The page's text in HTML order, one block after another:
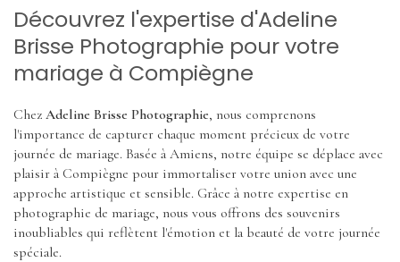
Découvrez l'expertise d'Adeline
Brisse Photographie pour votre
mariage à Compiègne
Chez Adeline Brisse Photographie, nous comprenons
l'importance de capturer chaque moment précieux de votre
journée de mariage. Basée à Amiens, notre équipe se déplace avec
plaisir à Compiègne pour immortaliser votre union avec une
approche artistique et sensible. Grâce à notre expertise en
photographie de mariage, nous vous offrons des souvenirs
inoubliables qui reflètent l'émotion et la beauté de votre journée
spéciale.